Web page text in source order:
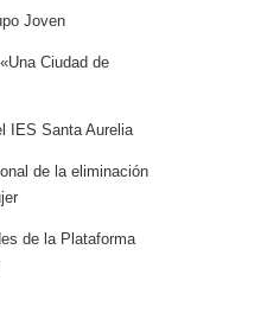
Joven
Ciudad de
IES Santa Aurelia
de la eliminación
de la Plataforma